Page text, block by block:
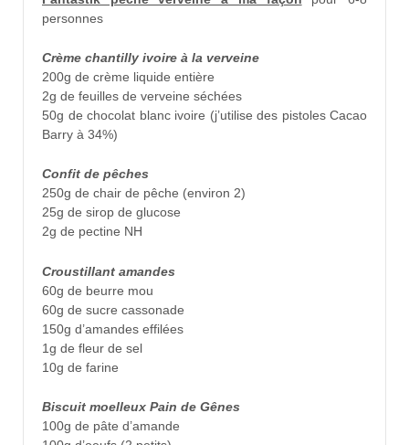
personnes
Crème chantilly ivoire à la verveine
200g de crème liquide entière
2g de feuilles de verveine séchées
50g de chocolat blanc ivoire (j’utilise des pistoles Cacao
Barry à 34%)
Confit de pêches
250g de chair de pêche (environ 2)
25g de sirop de glucose
2g de pectine NH
Croustillant amandes
60g de beurre mou
60g de sucre cassonade
150g d’amandes effilées
1g de fleur de sel
10g de farine
Biscuit moelleux Pain de Gênes
100g de pâte d’amande